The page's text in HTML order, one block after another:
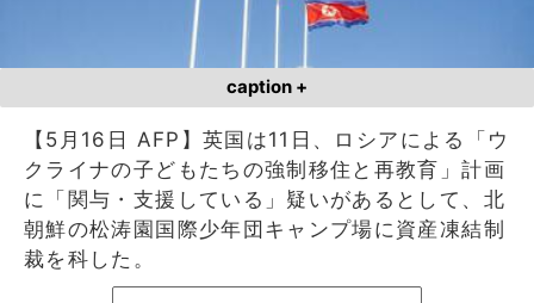
caption +
【5月16日 AFP】英国は11日、ロシアによる「ウ
クライナの子どもたちの強制移住と再教育」計画
に「関与・支援している」疑いがあるとして、北
朝鮮の松涛園国際少年団キャンプ場に資産凍結制
裁を科した。